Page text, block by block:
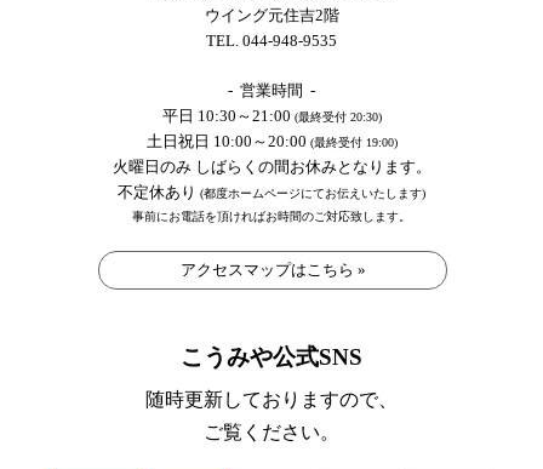
ウイング元住吉2階
TEL. 044-948-9535
- 営業時間 -
平日 10:30～21:00 (最終受付 20:30)
土日祝日 10:00～20:00 (最終受付 19:00)
火曜日のみ しばらくの間お休みとなります。
不定休あり (都度ホームページにてお伝えいたします)
事前にお電話を頂ければお時間のご対応致します。
アクセスマップはこちら »
こうみや公式SNS
随時更新しておりますので、
ご覧ください。